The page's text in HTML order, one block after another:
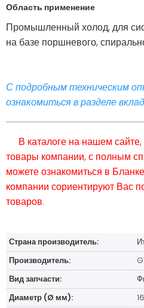
Область применение
Промышленный холод, для
на базе поршневого,
С подробным техническим
ознакомиться в разделе
В каталоге на нашем
товары компании, с полным
можете ознакомиться в
компании сориентируют Вас
товаров.
Страна производитель:
Производитель:
Вид запчасти:
Диаметр (Ø мм):